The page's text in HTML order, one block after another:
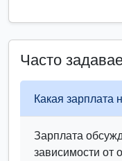
Часто
Какая зарплата
Зарплата
зависимости от